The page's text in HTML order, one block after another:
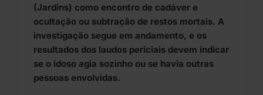
(Jardins) como encontro de cadáver e
ocultação ou subtração de restos mortais. A
investigação segue em andamento, e os
resultados dos laudos periciais devem indicar
se o idoso agia sozinho ou se havia outras
pessoas envolvidas.